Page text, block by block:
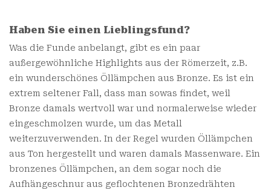
Haben Sie einen Lieblingsfund?
Was die Funde anbelangt, gibt es ein paar
außergewöhnliche Highlights aus der Römerzeit, z.B.
ein wunderschönes Öllämpchen aus Bronze. Es ist ein
extrem seltener Fall, dass man sowas findet, weil
Bronze damals wertvoll war und normalerweise wieder
eingeschmolzen wurde, um das Metall
weiterzuverwenden. In der Regel wurden Öllämpchen
aus Ton hergestellt und waren damals Massenware. Ein
bronzenes Öllämpchen, an dem sogar noch die
Aufhängeschnur aus geflochtenen Bronzedrähten